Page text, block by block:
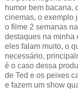
humor bem bacana,
cinemas, o exemplo
o filme 2 semanas
destaques na minha
eles falam muito, o
necessário,
é o caso dessa
de Ted e os peixes
e fazem um show